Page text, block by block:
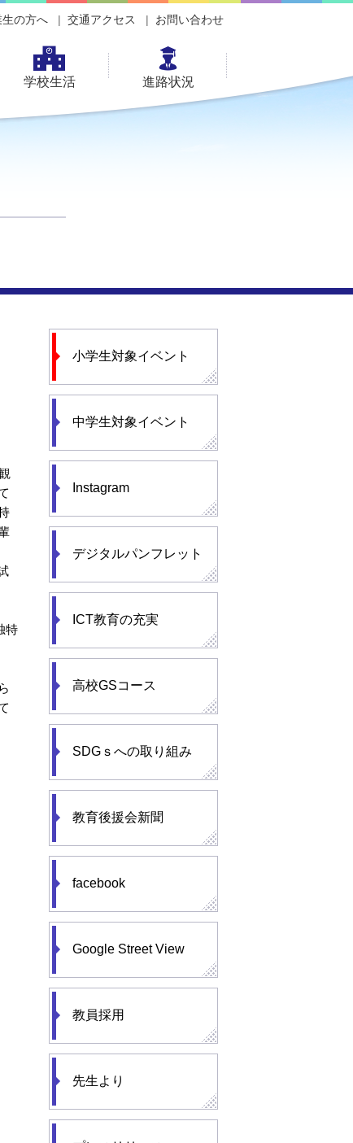
生の方へ 交通アクセス お問い合わせ
学校生活 進路状況
特
小学生対象イベント
中学生対象イベント
Instagram
デジタルパンフレット
ICT教育の充実
高校GSコース
SDGｓへの取り組み
教育後援会新聞
facebook
Google Street View
教員採用
先生より